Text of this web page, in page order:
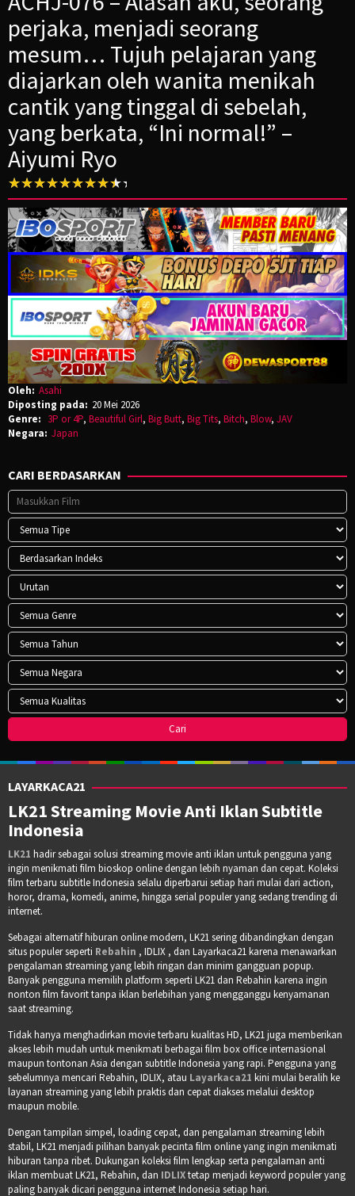
perjaka, menjadi seorang
mesum… Tujuh pelajaran yang
diajarkan oleh wanita menikah
cantik yang tinggal di sebelah,
yang berkata, “Ini normal!” –
Aiyumi Ryo
Oleh: Asahi
Diposting pada: 20 Mei 2026
Genre: 3P or 4P, Beautiful Girl, Big Butt, Big Tits, Bitch, Blow, JAV
Negara: Japan
CARI BERDASARKAN
LAYARKACA21
LK21 Streaming Movie Anti Iklan Subtitle
Indonesia
LK21 hadir sebagai solusi streaming movie anti iklan untuk pengguna yang
ingin menikmati film bioskop online dengan lebih nyaman dan cepat. Koleksi
film terbaru subtitle Indonesia selalu diperbarui setiap hari mulai dari action,
horor, drama, komedi, anime, hingga serial populer yang sedang trending di
internet.
Sebagai alternatif hiburan online modern, LK21 sering dibandingkan dengan
situs populer seperti Rebahin , IDLIX , dan Layarkaca21 karena menawarkan
pengalaman streaming yang lebih ringan dan minim gangguan popup.
Banyak pengguna memilih platform seperti LK21 dan Rebahin karena ingin
nonton film favorit tanpa iklan berlebihan yang mengganggu kenyamanan
saat streaming.
Tidak hanya menghadirkan movie terbaru kualitas HD, LK21 juga memberikan
akses lebih mudah untuk menikmati berbagai film box office internasional
maupun tontonan Asia dengan subtitle Indonesia yang rapi. Pengguna yang
sebelumnya mencari Rebahin, IDLIX, atau Layarkaca21 kini mulai beralih ke
layanan streaming yang lebih praktis dan cepat diakses melalui desktop
maupun mobile.
Dengan tampilan simpel, loading cepat, dan pengalaman streaming lebih
stabil, LK21 menjadi pilihan banyak pecinta film online yang ingin menikmati
hiburan tanpa ribet. Dukungan koleksi film lengkap serta pengalaman anti
iklan membuat LK21, Rebahin, dan IDLIXtetap menjadi keyword populer yang
paling banyak dicari pengguna internet Indonesia setiap hari.